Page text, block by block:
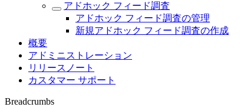
アドホック フィード調査
アドホック フィード調査の管理
新規アドホック フィード調査の作成
概要
アドミニストレーション
リリースノート
カスタマー サポート
Breadcrumbs